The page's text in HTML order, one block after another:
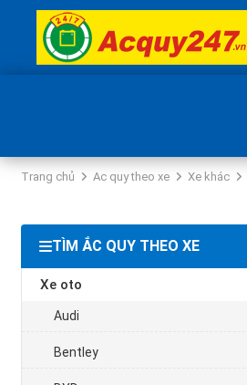
Trang chủ Ac quy theo xe Xe khác
TÌM ẮC QUY THEO XE
Xe oto
Audi
Bentley